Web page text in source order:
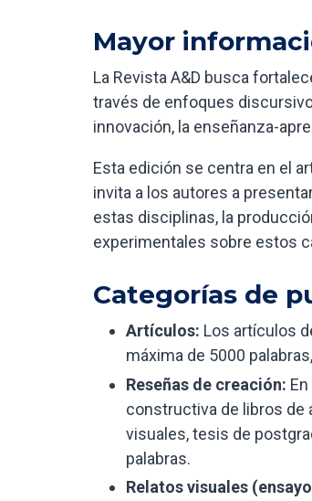
Mayor
La Revista A&D busca
través de enfoques
innovación, la enseñanza-
Esta edición se centra en el
invita a los autores a
estas disciplinas, la
experimentales sobre estos
Categorías de
Artículos: Los artículos
máxima de 5000
Reseñas de creación:
constructiva de libros de
visuales, tesis de
palabras.
Relatos visuales